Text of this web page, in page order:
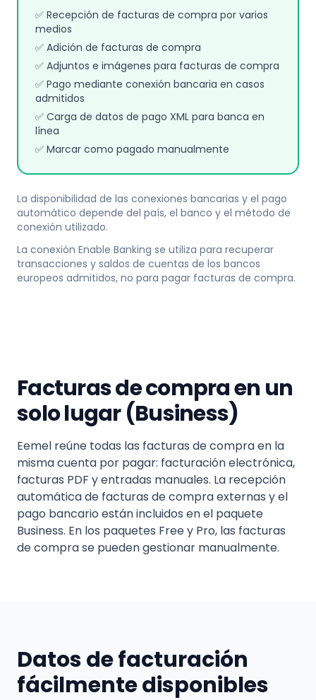
✅ Recepción de facturas de compra por varios
medios
✅ Adición de facturas de compra
✅ Adjuntos e imágenes para facturas de compra
✅ Pago mediante conexión bancaria en casos
admitidos
✅ Carga de datos de pago XML para banca en
línea
✅ Marcar como pagado manualmente
La disponibilidad de las conexiones bancarias y el pago
automático depende del país, el banco y el método de
conexión utilizado.
La conexión Enable Banking se utiliza para recuperar
transacciones y saldos de cuentas de los bancos
europeos admitidos, no para pagar facturas de compra.
Facturas de compra en un
solo lugar (Business)
Eemel reúne todas las facturas de compra en la
misma cuenta por pagar: facturación electrónica,
facturas PDF y entradas manuales. La recepción
automática de facturas de compra externas y el
pago bancario están incluidos en el paquete
Business. En los paquetes Free y Pro, las facturas
de compra se pueden gestionar manualmente.
Datos de facturación
fácilmente disponibles